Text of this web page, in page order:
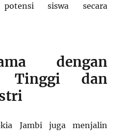
potensi siswa secara
dengan
Tinggi dan
Jambi juga menjalin